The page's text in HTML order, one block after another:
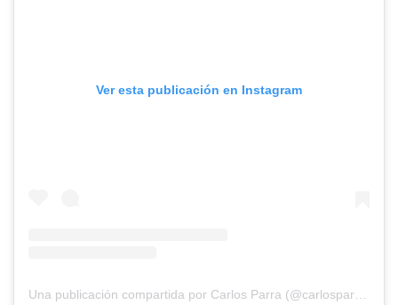
Ver esta publicación en Instagram
Una publicación compartida por Carlos Parra (@carlosparrabuc)